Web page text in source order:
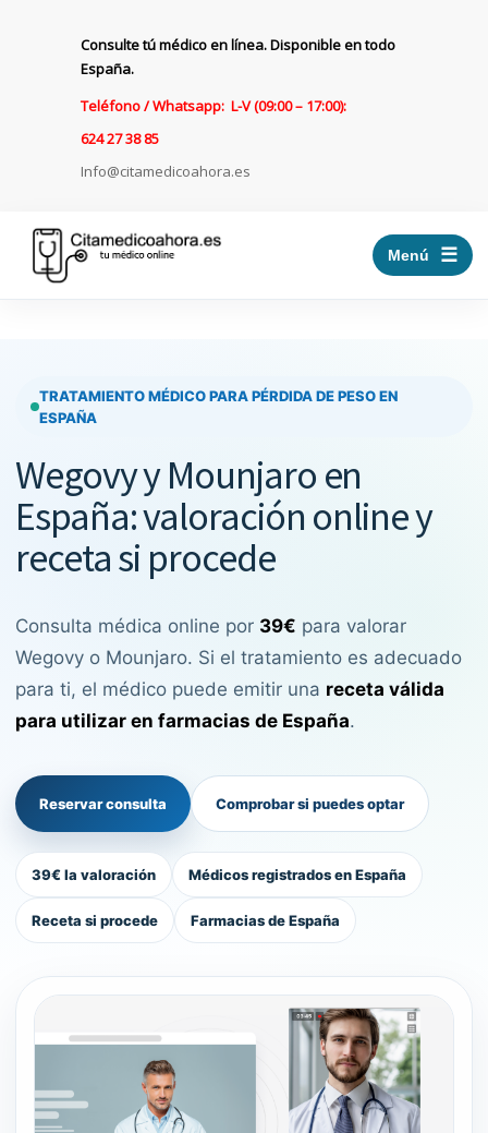
Consulte tú médico en línea. Disponible en todo
España.
Teléfono / Whatsapp: L-V (09:00 – 17:00):
624 27 38 85
Info@citamedicoahora.es
Menú ☰
TRATAMIENTO MÉDICO PARA PÉRDIDA DE PESO EN
ESPAÑA
Wegovy y Mounjaro en
España: valoración online y
receta si procede
Consulta médica online por 39€ para valorar
Wegovy o Mounjaro. Si el tratamiento es adecuado
para ti, el médico puede emitir una receta válida
para utilizar en farmacias de España.
Reservar consulta Comprobar si puedes optar
39€ la valoración Médicos registrados en España
Receta si procede Farmacias de España